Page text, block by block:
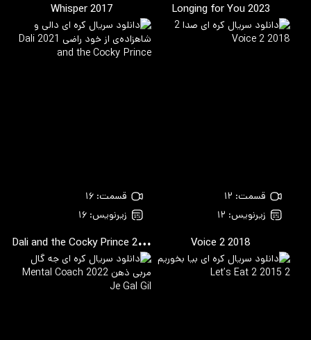
Longing for You2023
Whisper2017
قسمت: ۱۲
زیرنویس: ۱۲
Voice 22018
قسمت: ۱۶
زیرنویس: ۱۶
Dali and the Cocky Prince 2021